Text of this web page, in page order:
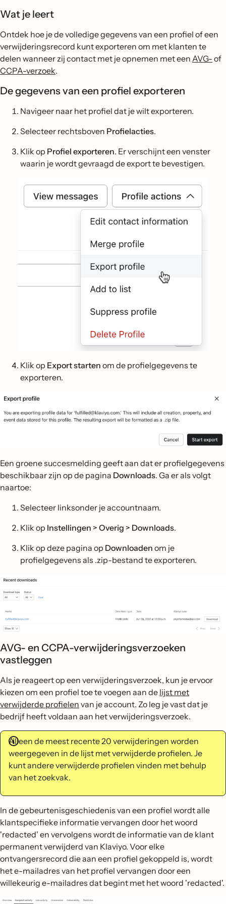
Wat je leert
Ontdek hoe je de volledige gegevens van een profiel of een
verwijderingsrecord kunt exporteren om met klanten te
delen wanneer zij contact met je opnemen met een AVG- of
CCPA-verzoek.
De gegevens van een profiel exporteren
Navigeer naar het profiel dat je wilt exporteren.
Selecteer rechtsboven Profielacties.
Klik op Profiel exporteren. Er verschijnt een venster
waarin je wordt gevraagd de export te bevestigen.
Klik op Export starten om de profielgegevens te
exporteren.
Een groene succesmelding geeft aan dat er profielgegevens
beschikbaar zijn op de pagina Downloads. Ga er als volgt
naartoe:
Selecteer linksonder je accountnaam.
Klik op Instellingen > Overig > Downloads.
Klik op deze pagina op Downloaden om je
profielgegevens als .zip-bestand te exporteren.
AVG- en CCPA-verwijderingsverzoeken
vastleggen
Als je reageert op een verwijderingsverzoek, kun je ervoor
kiezen om een profiel toe te voegen aan de lijst met
verwijderde profielen van je account. Zo leg je vast dat je
bedrijf heeft voldaan aan het verwijderingsverzoek.
Alleen de meest recente 20 verwijderingen worden
weergegeven in de lijst met verwijderde profielen. Je
kunt andere verwijderde profielen vinden met behulp
van het zoekvak.
In de gebeurtenisgeschiedenis van een profiel wordt alle
klantspecifieke informatie vervangen door het woord
'redacted' en vervolgens wordt de informatie van de klant
permanent verwijderd van Klaviyo. Voor elke
ontvangersrecord die aan een profiel gekoppeld is, wordt
het e-mailadres van het profiel vervangen door een
willekeurig e-mailadres dat begint met het woord 'redacted'.